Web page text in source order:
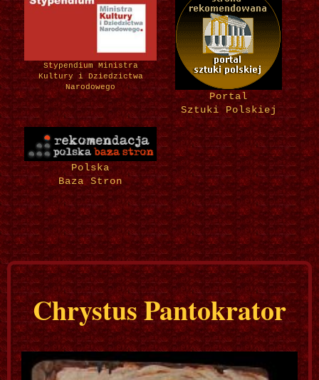
Stypendium Ministra
Kultury i Dziedzictwa
Narodowego
Portal
Sztuki Polskiej
Polska
Baza Stron
Chrystus Pantokrator